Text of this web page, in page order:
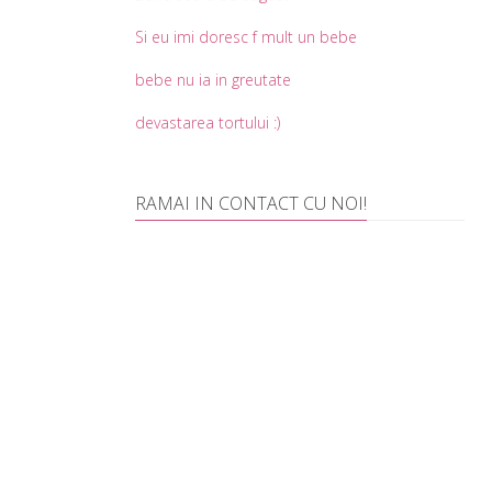
Si eu imi doresc f mult un bebe
bebe nu ia in greutate
devastarea tortului :)
RAMAI IN CONTACT CU NOI!